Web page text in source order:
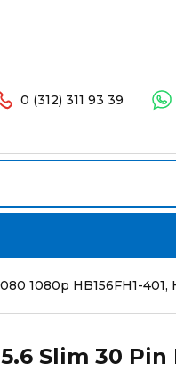
0 (312) 311 93 39
1080p HB156FH1-401,
Slim 30 Pin